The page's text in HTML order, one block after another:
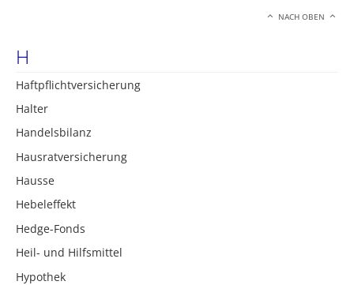
NACH OBEN
H
Haftpflichtversicherung
Halter
Handelsbilanz
Hausratversicherung
Hausse
Hebeleffekt
Hedge-Fonds
Heil- und Hilfsmittel
Hypothek